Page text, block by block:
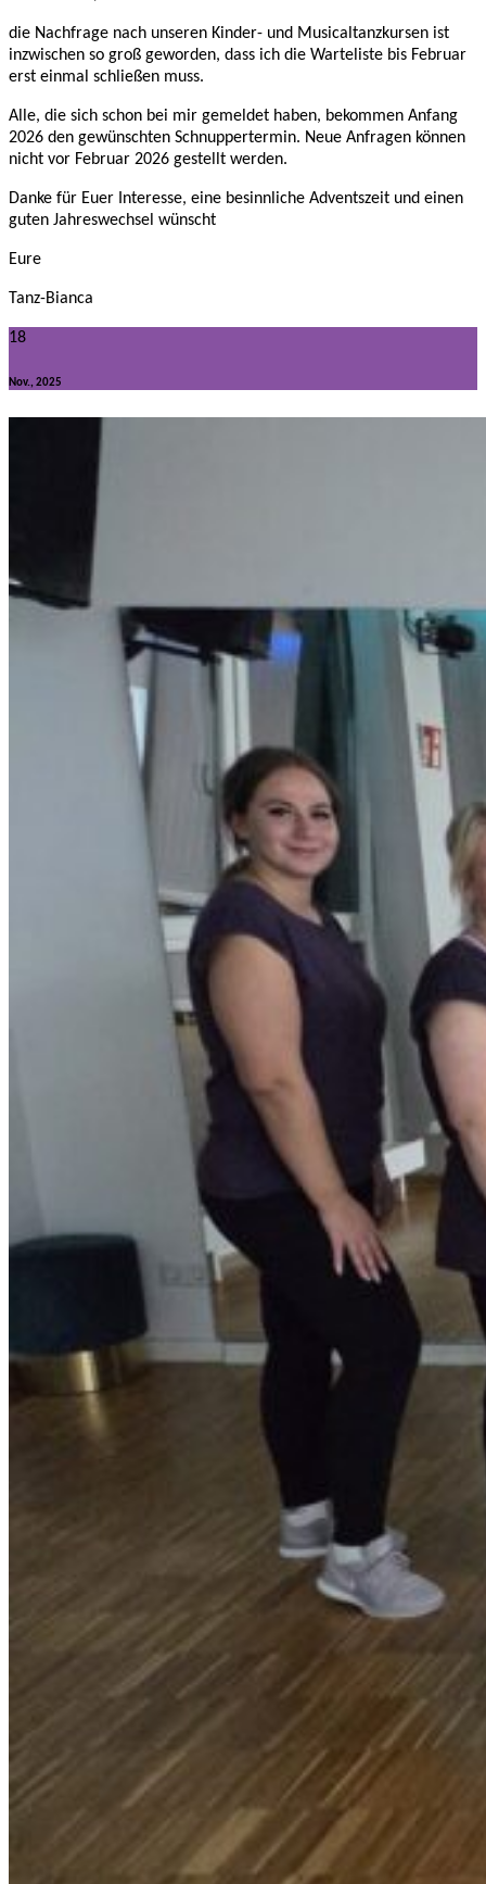
die Nachfrage nach unseren Kinder- und Musicaltanzkursen ist
inzwischen so groß geworden, dass ich die Warteliste bis Februar
erst einmal schließen muss.
Alle, die sich schon bei mir gemeldet haben, bekommen Anfang
2026 den gewünschten Schnuppertermin. Neue Anfragen können
nicht vor Februar 2026 gestellt werden.
Danke für Euer Interesse, eine besinnliche Adventszeit und einen
guten Jahreswechsel wünscht
Eure
Tanz-Bianca
18
Nov., 2025